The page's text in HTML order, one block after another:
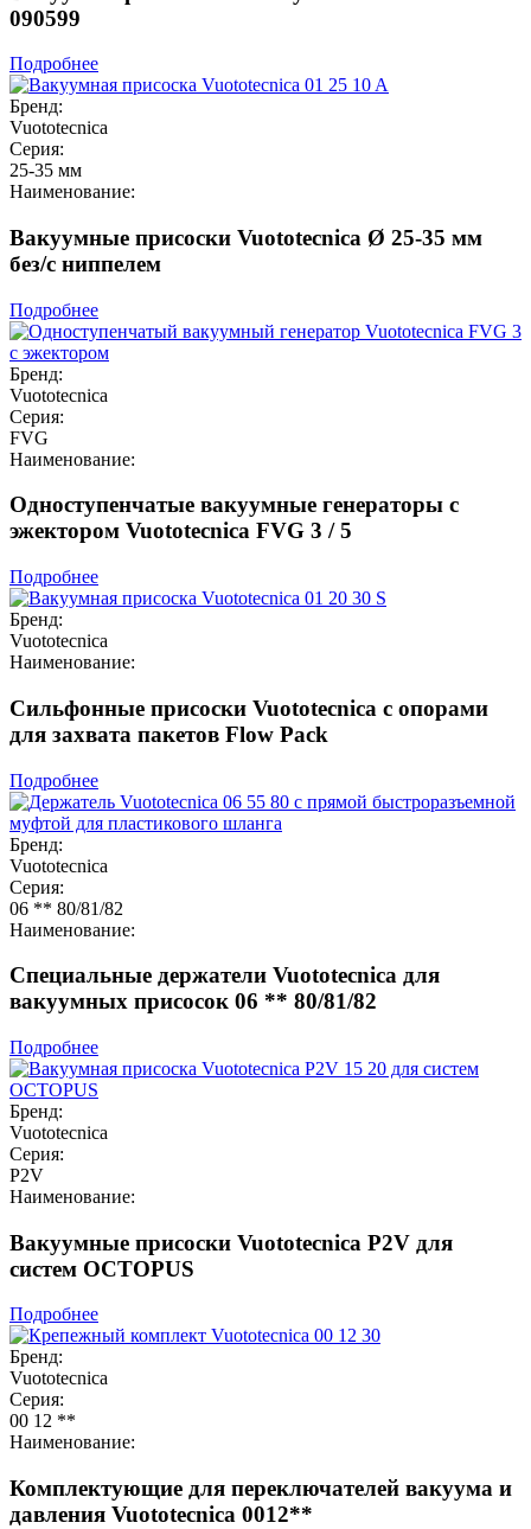
090599
Подробнее
Бренд:
Vuototecnica
Серия:
25-35 мм
Наименование:
Вакуумные присоски Vuototecnica Ø 25-35 мм
без/с ниппелем
Подробнее
Бренд:
Vuototecnica
Серия:
FVG
Наименование:
Одноступенчатые вакуумные генераторы с
эжектором Vuototecnica FVG 3 / 5
Подробнее
Бренд:
Vuototecnica
Наименование:
Сильфонные присоски Vuototecnica с опорами
для захвата пакетов Flow Pack
Подробнее
Бренд:
Vuototecnica
Серия:
06 ** 80/81/82
Наименование:
Специальные держатели Vuototecnica для
вакуумных присосок 06 ** 80/81/82
Подробнее
Бренд:
Vuototecnica
Серия:
P2V
Наименование:
Вакуумные присоски Vuototecnica P2V для
систем OCTOPUS
Подробнее
Бренд:
Vuototecnica
Серия:
00 12 **
Наименование:
Комплектующие для переключателей вакуума и
давления Vuototecnica 0012**